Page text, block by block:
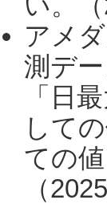
アメ
測デ
「日
して
ての
（